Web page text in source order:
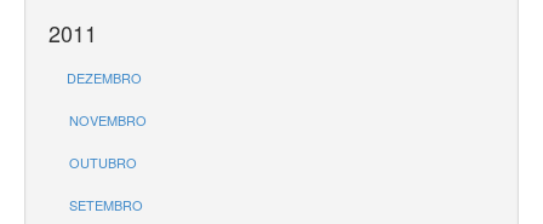
2011
DEZEMBRO
NOVEMBRO
OUTUBRO
SETEMBRO